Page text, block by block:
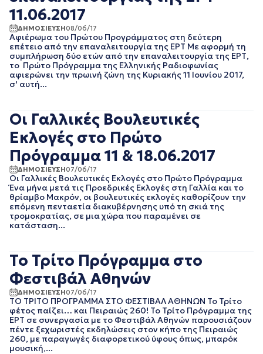
ΑΠΡΙΛΙΟΣ 2017
ΙΑΝΟΥΑΡΙΟΣ 2017
ΔΕΚΕΜΒΡΙΟΣ 2016
ΝΟΕΜΒΡΙΟΣ 2016
ΟΚΤΩΒΡΙΟΣ 2016
ΙΟΥΛΙΟΣ 2016
ΙΟΥΝΙΟΣ 2016
11.06.2017
ΔΗΜΟΣΙΕΥΣΗ08/06/17
Αφιέρωμα του Πρώτου Προγράμματος στη δεύτερη
επέτειο από την επαναλειτουργία της ΕΡΤ Με αφορμή τη
συμπλήρωση δύο ετών από την επαναλειτουργία της ΕΡΤ,
το Πρώτο Πρόγραμμα της Ελληνικής Ραδιοφωνίας
αφιερώνει την πρωινή ζώνη της Κυριακής 11 Ιουνίου 2017,
σ' αυτή...
Οι Γαλλικές Βουλευτικές
Εκλογές στο Πρώτο
Πρόγραμμα 11 & 18.06.2017
ΔΗΜΟΣΙΕΥΣΗ07/06/17
Οι Γαλλικές Βουλευτικές Εκλογές στο Πρώτο Πρόγραμμα
Ένα μήνα μετά τις Προεδρικές Εκλογές στη Γαλλία και το
θρίαμβο Μακρόν, οι βουλευτικές εκλογές καθορίζουν την
επόμενη πενταετία διακυβέρνησης υπό τη σκιά της
τρομοκρατίας, σε μια χώρα που παραμένει σε
κατάσταση...
Το Τρίτο Πρόγραμμα στο
Φεστιβάλ Αθηνών
ΔΗΜΟΣΙΕΥΣΗ07/06/17
ΤΟ ΤΡΙΤΟ ΠΡΟΓΡΑΜΜΑ ΣΤΟ ΦΕΣΤΙΒΑΛ ΑΘΗΝΩΝ Το Τρίτο
φέτος παίζει… και Πειραιώς 260! Το Τρίτο Πρόγραμμα της
ΕΡΤ σε συνεργασία με το Φεστιβάλ Αθηνών παρουσιάζουν
πέντε ξεχωριστές εκδηλώσεις στον κήπο της Πειραιώς
260, με παραγωγές διαφορετικού ύφους όπως, μπαρόκ
μουσική,...